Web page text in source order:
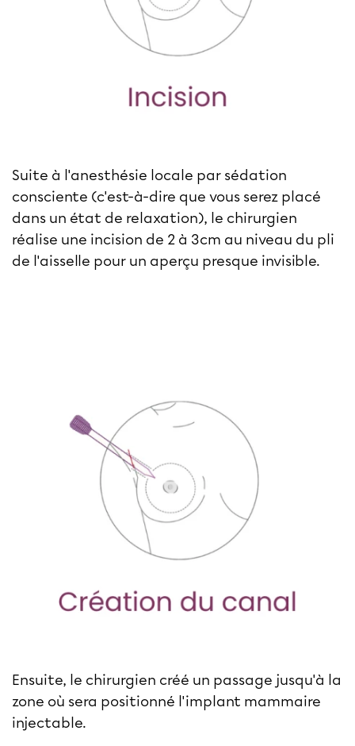
Suite à l'anesthésie locale par sédation
consciente (c'est-à-dire que vous serez placé
dans un état de relaxation), le chirurgien
réalise une incision de 2 à 3cm au niveau du pli
de l'aisselle pour un aperçu presque invisible.
Ensuite, le chirurgien créé un passage jusqu'à la
zone où sera positionné l'implant mammaire
injectable.